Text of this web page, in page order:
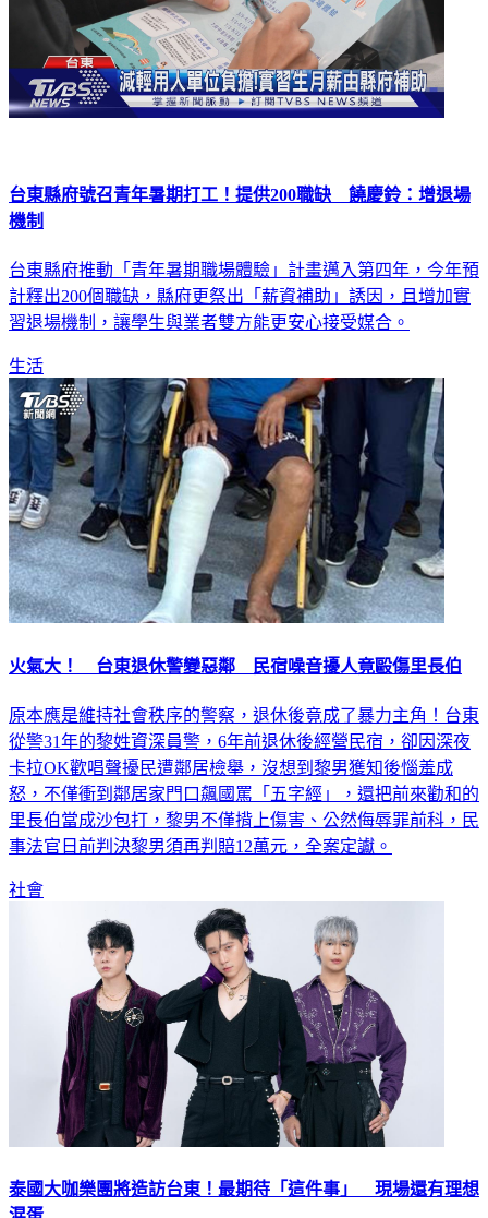
台東縣府號召青年暑期打工！提供200職缺 饒慶鈴：增退場
機制
台東縣府推動「青年暑期職場體驗」計畫邁入第四年，今年預
計釋出200個職缺，縣府更祭出「薪資補助」誘因，且增加實
習退場機制，讓學生與業者雙方能更安心接受媒合。
生活
火氣大！ 台東退休警變惡鄰 民宿噪音擾人竟毆傷里長伯
原本應是維持社會秩序的警察，退休後竟成了暴力主角！台東
從警31年的黎姓資深員警，6年前退休後經營民宿，卻因深夜
卡拉OK歡唱聲擾民遭鄰居檢舉，沒想到黎男獲知後惱羞成
怒，不僅衝到鄰居家門口飆國罵「五字經」，還把前來勸和的
里長伯當成沙包打，黎男不僅揹上傷害、公然侮辱罪前科，民
事法官日前判決黎男須再判賠12萬元，全案定讞。
社會
泰國大咖樂團將造訪台東！最期待「這件事」 現場還有理想